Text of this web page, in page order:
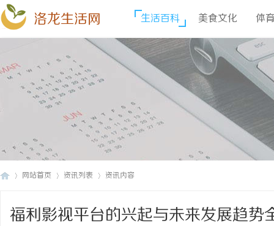
洛龙生活网 生活百科 美食文化 体
网站首页 资讯列表 资讯内容
福利影视平台的兴起与未来发展趋势